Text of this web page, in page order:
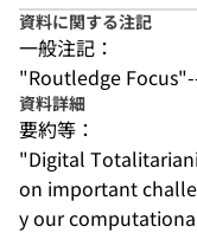
資料に関する注記
一般注記：
"Routledge
資料詳細
要約等：
"Digital
on important
y our